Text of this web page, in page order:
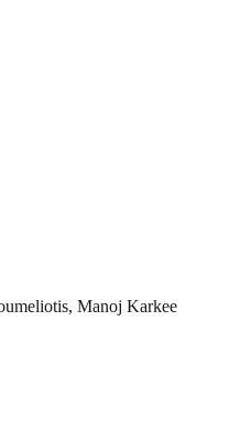
Manoj Karkee